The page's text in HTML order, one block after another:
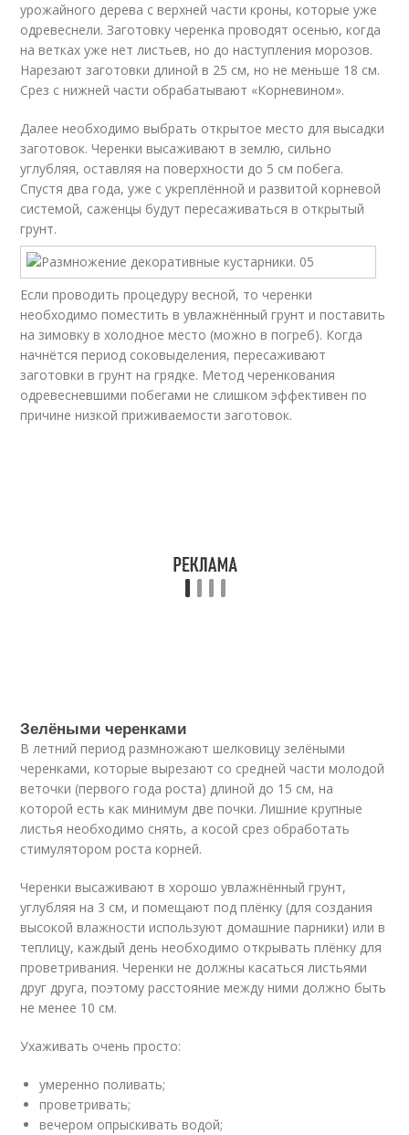
урожайного дерева с верхней части кроны, которые уже
одревеснели. Заготовку черенка проводят осенью, когда
на ветках уже нет листьев, но до наступления морозов.
Нарезают заготовки длиной в 25 см, но не меньше 18 см.
Срез с нижней части обрабатывают «Корневином».
Далее необходимо выбрать открытое место для высадки
заготовок. Черенки высаживают в землю, сильно
углубляя, оставляя на поверхности до 5 см побега.
Спустя два года, уже с укреплённой и развитой корневой
системой, саженцы будут пересаживаться в открытый
грунт.
Если проводить процедуру весной, то черенки
необходимо поместить в увлажнённый грунт и поставить
на зимовку в холодное место (можно в погреб). Когда
начнётся период соковыделения, пересаживают
заготовки в грунт на грядке. Метод черенкования
одревесневшими побегами не слишком эффективен по
причине низкой приживаемости заготовок.
Зелёными черенками
В летний период размножают шелковицу зелёными
черенками, которые вырезают со средней части молодой
веточки (первого года роста) длиной до 15 см, на
которой есть как минимум две почки. Лишние крупные
листья необходимо снять, а косой срез обработать
стимулятором роста корней.
Черенки высаживают в хорошо увлажнённый грунт,
углубляя на 3 см, и помещают под плёнку (для создания
высокой влажности используют домашние парники) или в
теплицу, каждый день необходимо открывать плёнку для
проветривания. Черенки не должны касаться листьями
друг друга, поэтому расстояние между ними должно быть
не менее 10 см.
Ухаживать очень просто:
умеренно поливать;
проветривать;
вечером опрыскивать водой;